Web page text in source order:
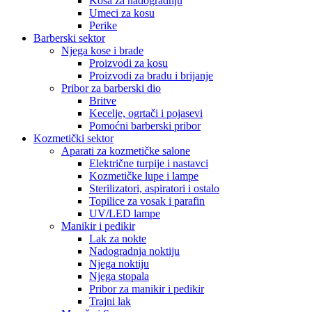
Umeci za kosu
Perike
Barberski sektor
Njega kose i brade
Proizvodi za kosu
Proizvodi za bradu i brijanje
Pribor za barberski dio
Britve
Kecelje, ogrtači i pojasevi
Pomoćni barberski pribor
Kozmetički sektor
Aparati za kozmetičke salone
Električne turpije i nastavci
Kozmetičke lupe i lampe
Sterilizatori, aspiratori i ostalo
Topilice za vosak i parafin
UV/LED lampe
Manikir i pedikir
Lak za nokte
Nadogradnja noktiju
Njega noktiju
Njega stopala
Pribor za manikir i pedikir
Trajni lak